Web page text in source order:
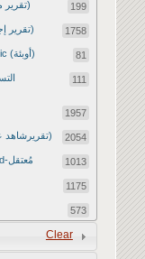
Summary Report (تقرير ملخص) 199
Aggregate Report (تقرير إجمالي) 1758
Disease Spread/Epidemic (أوبئة) 81
111
1957
Eyewitness Report (تقريرشاهد عيان) 2054
Missing-مفقود / Detained-مُعتقل 1013
1175
573
1672
Clear